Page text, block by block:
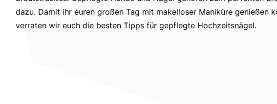
dazu. Damit ihr euren großen Tag mit makelloser Maniküre genießen
verraten wir euch die besten Tipps für gepflegte Hochzeitsnägel.